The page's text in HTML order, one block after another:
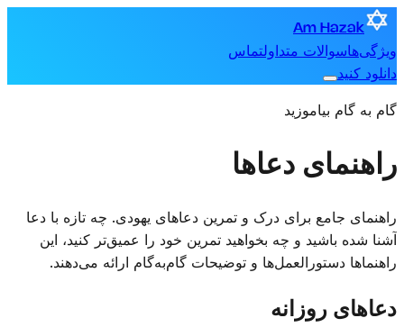
Am Hazak
ویژگی‌هاسوالات متداولتماس
دانلود کنید
گام به گام بیاموزید
راهنمای دعاها
راهنمای جامع برای درک و تمرین دعاهای یهودی. چه تازه با دعا
آشنا شده باشید و چه بخواهید تمرین خود را عمیق‌تر کنید، این
راهنماها دستورالعمل‌ها و توضیحات گام‌به‌گام ارائه می‌دهند.
دعاهای روزانه